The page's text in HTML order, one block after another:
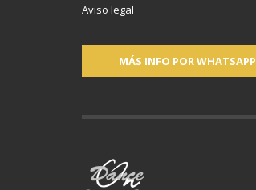
Aviso legal
MÁS INFO POR WHATSAPP